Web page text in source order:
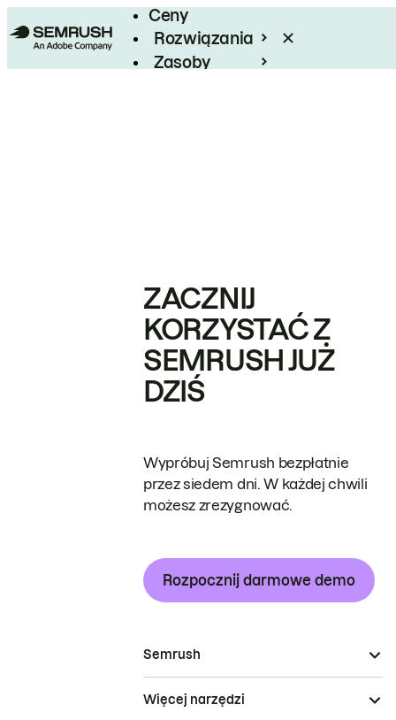
Ceny
Rozwiązania
Zasoby
ZACZNIJ
KORZYSTAĆ Z
SEMRUSH JUŻ
DZIŚ
Wypróbuj Semrush bezpłatnie
przez siedem dni. W każdej chwili
możesz zrezygnować.
Rozpocznij darmowe demo
Semrush
Więcej narzędzi